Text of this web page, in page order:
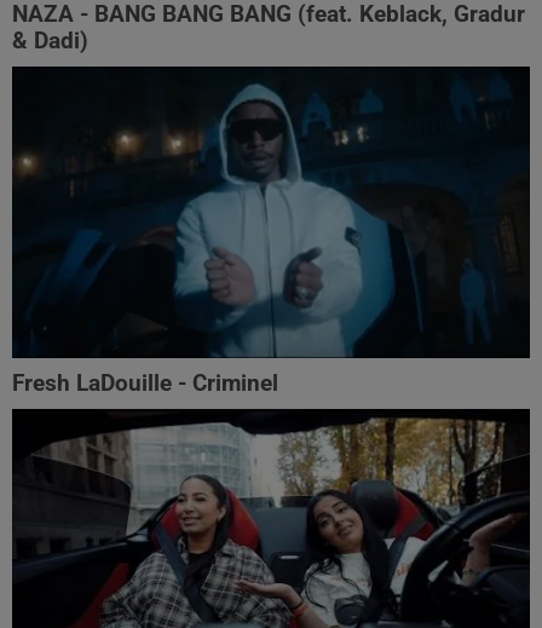
NAZA - BANG BANG BANG (feat. Keblack, Gradur
& Dadi)
Fresh LaDouille - Criminel